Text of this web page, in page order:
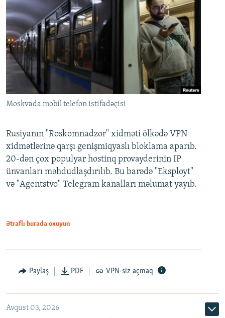
Moskvada mobil telefon istifadəçisi
Rusiyanın "Roskomnadzor" xidməti ölkədə VPN
xidmətlərinə qarşı genişmiqyaslı bloklama aparıb.
20-dən çox populyar hostinq provayderinin IP
ünvanları məhdudlaşdırılıb. Bu barədə "Eksployt"
və "Agentstvo" Telegram kanalları məlumat yayıb.
Ətraflı burada oxuyun
Paylaş PDF VPN-siz açmaq
Avqust 03, 2026